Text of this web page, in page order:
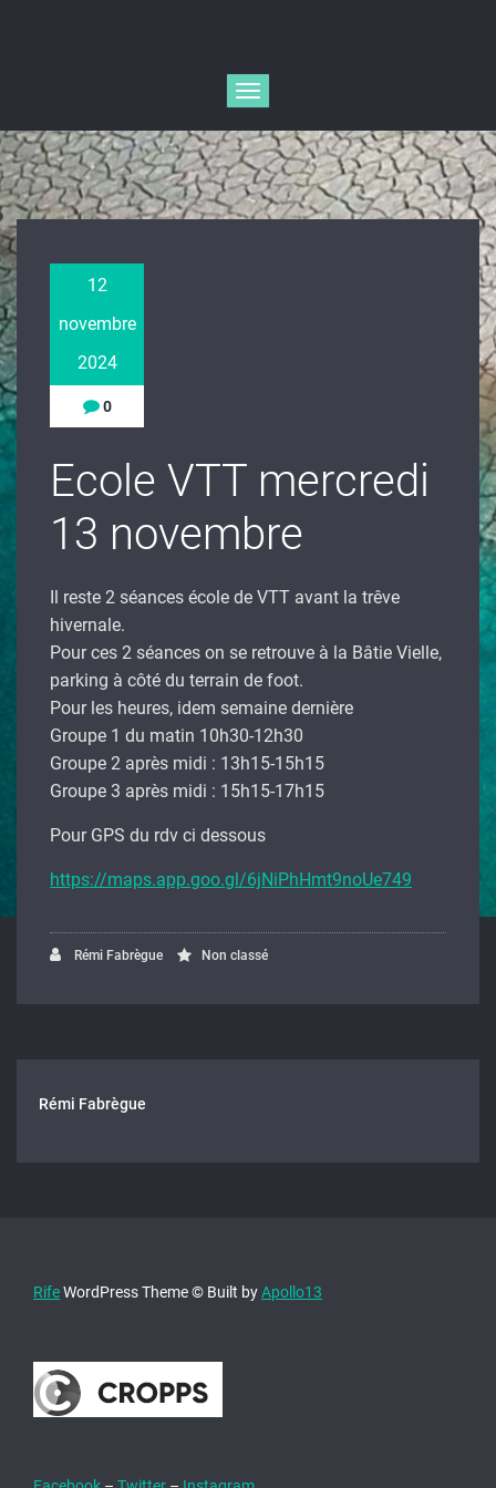
Afficher/masquer
la
navigation
12
novembre
2024
0
Ecole VTT mercredi
13 novembre
Il reste 2 séances école de VTT avant la trêve
hivernale.
Pour ces 2 séances on se retrouve à la Bâtie Vielle,
parking à côté du terrain de foot.
Pour les heures, idem semaine dernière
Groupe 1 du matin 10h30-12h30
Groupe 2 après midi : 13h15-15h15
Groupe 3 après midi : 15h15-17h15
Pour GPS du rdv ci dessous
https://maps.app.goo.gl/6jNiPhHmt9noUe749
Rémi Fabrègue Non classé
Rémi Fabrègue
RifeWordPress Theme © Built byApollo13